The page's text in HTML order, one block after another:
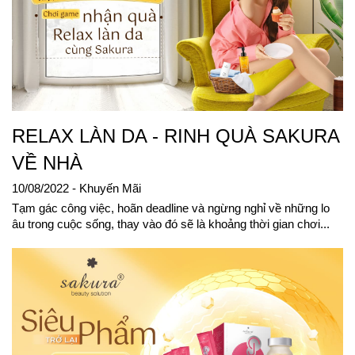
RELAX LÀN DA - RINH QUÀ SAKURA
VỀ NHÀ
10/08/2022 - Khuyến Mãi
Tạm gác công việc, hoãn deadline và ngừng nghỉ về những lo
âu trong cuộc sống, thay vào đó sẽ là khoảng thời gian chơi...